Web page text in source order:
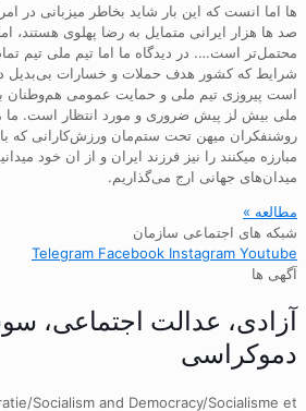
ها اما انست که این بار شاید بخاطر میزبانی در
صد ها هزار ایرانی متمایل به رضا پهلوی هستند،
محتمل‌تر است…. در دیدگاه ما اما تیم ملی تیم
شرایط که کشور هدف حملات و خسارات بی‌بدیل
است پیروزی تیم ملی و حمایت عمومی هم‌وطنان
ملی بیش لز پیش ضروری و مورد انتظار است. ما
روشنفکران میهن تحت ستم‌مان ورزش‌کارانی که با
مبارزه میکنند را نیز فرزند ایران و از ان خود
میدان‌های جهانی ارج می‌گذاریم.
مطالعه »
شبکه های اجتماعی سازمان
Telegram Facebook Instagram Youtube
آگهی ها
آزادی، عدالت اجتماعی،
دموکراسی
Socialism and Democracy/Socialisme et